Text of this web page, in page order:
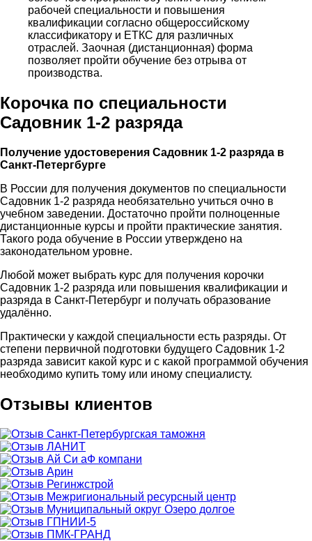
рабочей специальности и повышения
квалификации согласно общероссийскому
классификатору и ЕТКС для различных
отраслей. Заочная (дистанционная) форма
позволяет пройти обучение без отрыва от
производства.
Корочка по специальности
Садовник 1-2 разряда
Получение удостоверения Садовник 1-2 разряда в
Санкт-Петергбурге
В России для получения документов по специальности
Садовник 1-2 разряда необязательно учиться очно в
учебном заведении. Достаточно пройти полноценные
дистанционные курсы и пройти практические занятия.
Такого рода обучение в России утверждено на
законодательном уровне.
Любой может выбрать курс для получения корочки
Садовник 1-2 разряда или повышения квалификации и
разряда в Санкт-Петербург и получать образование
удалённо.
Практически у каждой специальности есть разряды. От
степени первичной подготовки будущего Садовник 1-2
разряда зависит какой курс и с какой программой обучения
необходимо купить тому или иному специалисту.
Отзывы клиентов